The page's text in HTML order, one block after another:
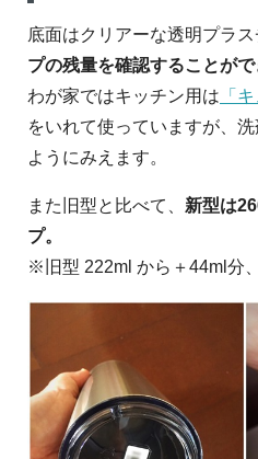
底面はクリアーな透明プラス
プの残量を確認することがで
わが家ではキッチン用は 「
をいれて使っていますが、
ようにみえます。
また旧型と比べて、 新型は
プ。
※旧型 222ml から＋44ml分